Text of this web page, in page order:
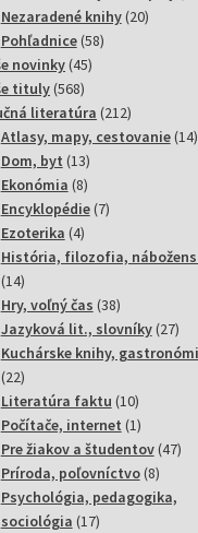
Nezaradené knihy 2020
Pohľadnice 5858
novinky 4545
tituly 568568
produktov
literatúra 212212
produktov
Atlasy, mapy, cestovanie 1414
Dom, byt 1313
produktov
Ekonómia 88
produktov
Encyklopédie 77
Ezoterika 44
produkty
História, filozofia,
1414
produktov
Hry, voľný čas 3838
produktov
Jazyková lit., slovníky 2727
Kuchárske knihy,
2222
produktov
Literatúra faktu 1010
produktov
Počítače, internet 11
produkt
Pre žiakov a študentov 4747
Príroda, poľovníctvo 88
Psychológia, pedagogika,
sociológia 1717